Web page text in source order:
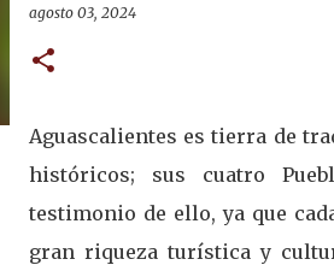
agosto 03, 2024
Aguascalientes es tierra de
históricos; sus cuatro
testimonio de ello, ya que
gran riqueza turística y